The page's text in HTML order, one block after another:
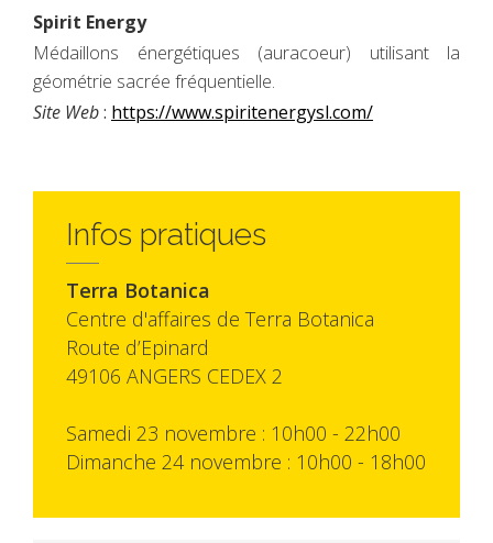
Spirit Energy
Médaillons énergétiques (auracoeur) utilisant la
géométrie sacrée fréquentielle.
Site Web: https://www.spiritenergysl.com/
Infos pratiques
Terra Botanica
Centre d'affaires de Terra Botanica
Route d’Epinard
49106 ANGERS CEDEX 2
Samedi 23 novembre : 10h00 - 22h00
Dimanche 24 novembre : 10h00 - 18h00